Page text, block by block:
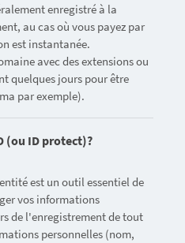
enregistré à la
au cas où vous payez par
est instantanée.
avec des extensions ou
quelques jours pour être
par exemple).
(ou ID protect)?
est un outil essentiel de
vos informations
de l'enregistrement de tout
personnelles (nom,